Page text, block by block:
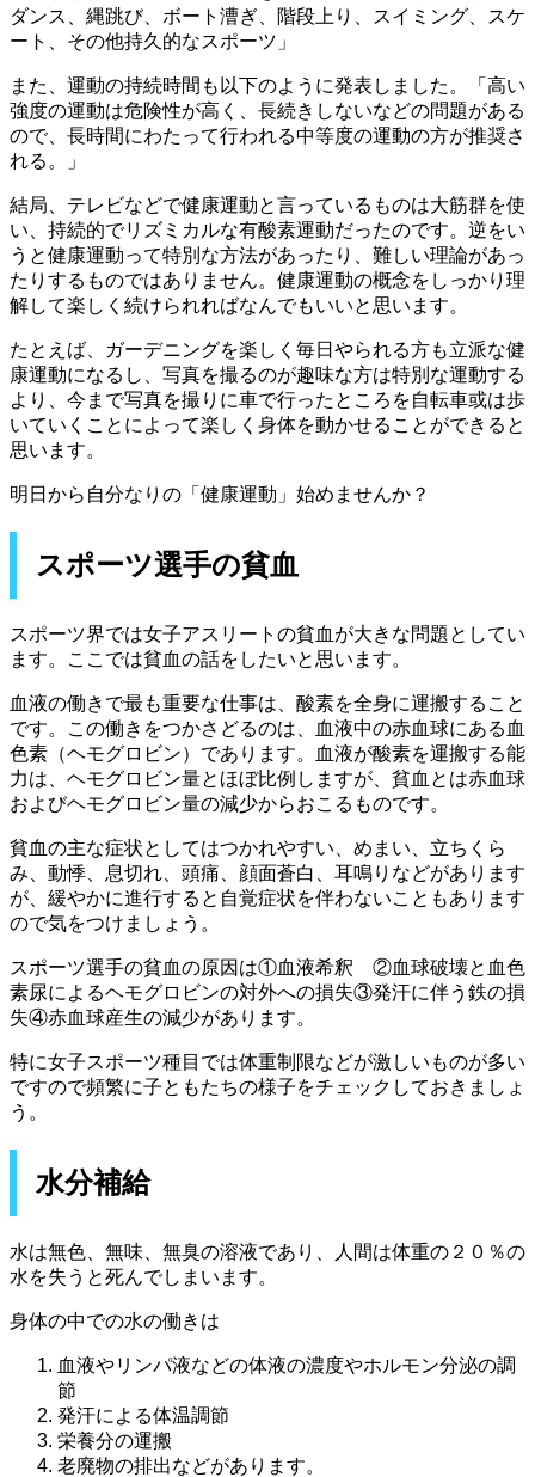
ダンス、縄跳び、ボート漕ぎ、階段上り、スイミング、スケ
ート、その他持久的なスポーツ」
また、運動の持続時間も以下のように発表しました。「高い
強度の運動は危険性が高く、長続きしないなどの問題がある
ので、長時間にわたって行われる中等度の運動の方が推奨さ
れる。」
結局、テレビなどで健康運動と言っているものは大筋群を使
い、持続的でリズミカルな有酸素運動だったのです。逆をい
うと健康運動って特別な方法があったり、難しい理論があっ
たりするものではありません。健康運動の概念をしっかり理
解して楽しく続けられればなんでもいいと思います。
たとえば、ガーデニングを楽しく毎日やられる方も立派な健
康運動になるし、写真を撮るのが趣味な方は特別な運動する
より、今まで写真を撮りに車で行ったところを自転車或は歩
いていくことによって楽しく身体を動かせることができると
思います。
明日から自分なりの「健康運動」始めませんか？
スポーツ選手の貧血
スポーツ界では女子アスリートの貧血が大きな問題としてい
ます。ここでは貧血の話をしたいと思います。
血液の働きで最も重要な仕事は、酸素を全身に運搬すること
です。この働きをつかさどるのは、血液中の赤血球にある血
色素（ヘモグロビン）であります。血液が酸素を運搬する能
力は、ヘモグロビン量とほぼ比例しますが、貧血とは赤血球
およびヘモグロビン量の減少からおこるものです。
貧血の主な症状としてはつかれやすい、めまい、立ちくら
み、動悸、息切れ、頭痛、顔面蒼白、耳鳴りなどがあります
が、緩やかに進行すると自覚症状を伴わないこともあります
ので気をつけましょう。
スポーツ選手の貧血の原因は①血液希釈 ②血球破壊と血色
素尿によるヘモグロビンの対外への損失③発汗に伴う鉄の損
失④赤血球産生の減少があります。
特に女子スポーツ種目では体重制限などが激しいものが多い
ですので頻繁に子ともたちの様子をチェックしておきましょ
う。
水分補給
水は無色、無味、無臭の溶液であり、人間は体重の２０％の
水を失うと死んでしまいます。
身体の中での水の働きは
血液やリンパ液などの体液の濃度やホルモン分泌の調
節
発汗による体温調節
栄養分の運搬
老廃物の排出などがあります。